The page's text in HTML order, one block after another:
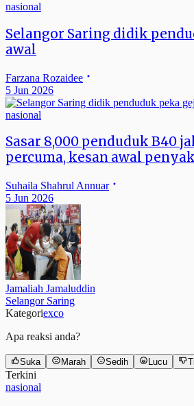
nasional
Selangor Saring didik
awal
Farzana Rozaidee
5 Jun 2026
nasional
Sasar 8,000 penduduk B40
percuma, kesan awal
Suhaila Shahrul Annuar
5 Jun 2026
Jamaliah Jamaluddin
Selangor Saring
Kategoriexco
Apa reaksi anda?
Suka Marah Sedih Lucu
Terkini
nasional